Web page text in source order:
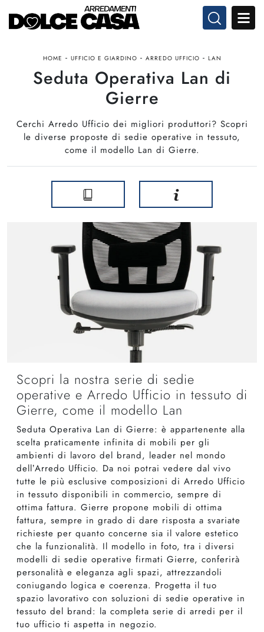
HOME - UFFICIO E GIARDINO - ARREDO UFFICIO - LAN
Seduta Operativa Lan di
Gierre
Cerchi Arredo Ufficio dei migliori produttori? Scopri
le diverse proposte di sedie operative in tessuto,
come il modello Lan di Gierre.
Scopri la nostra serie di sedie
operative e Arredo Ufficio in tessuto di
Gierre, come il modello Lan
Seduta Operativa Lan di Gierre: è appartenente alla
scelta praticamente infinita di mobili per gli
ambienti di lavoro del brand, leader nel mondo
dell’Arredo Ufficio. Da noi potrai vedere dal vivo
tutte le più esclusive composizioni di Arredo Ufficio
in tessuto disponibili in commercio, sempre di
ottima fattura. Gierre propone mobili di ottima
fattura, sempre in grado di dare risposta a svariate
richieste per quanto concerne sia il valore estetico
che la funzionalità. Il modello in foto, tra i diversi
modelli di sedie operative firmati Gierre, conferirà
personalità e eleganza agli spazi, attrezzandoli
coniugando logica e coerenza. Progetta il tuo
spazio lavorativo con soluzioni di sedie operative in
tessuto del brand: la completa serie di arredi per il
tuo ufficio ti aspetta in negozio.